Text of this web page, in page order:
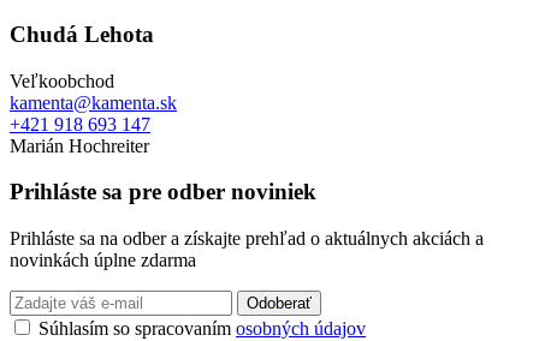
Chudá Lehota
Veľkoobchod
kamenta@kamenta.sk
+421 918 693 147
Marián Hochreiter
Prihláste sa pre odber noviniek
Prihláste sa na odber a získajte prehľad o aktuálnych akciách a
novinkách úplne zdarma
Odoberať
Súhlasím so spracovaním osobných údajov